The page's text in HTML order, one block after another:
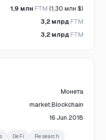
1,9 млн FTM (1,30 млн $)
3,2 млрд FTM
3,2 млрд FTM
Монета
market.Blockchain
16 Jun 2018
DeFi
Research